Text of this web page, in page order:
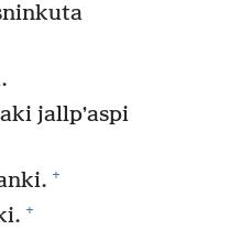
jallpʼaspi
+
+